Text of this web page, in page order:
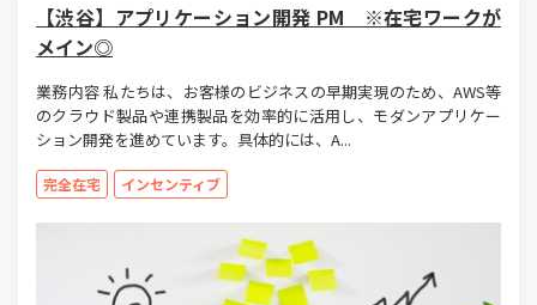
【渋谷】アプリケーション開発 PM ※在宅ワークが
メイン◎
業務内容 私たちは、お客様のビジネスの早期実現のため、AWS等
のクラウド製品や連携製品を効率的に活用し、モダンアプリケー
ション開発を進めています。具体的には、A...
完全在宅 インセンティブ